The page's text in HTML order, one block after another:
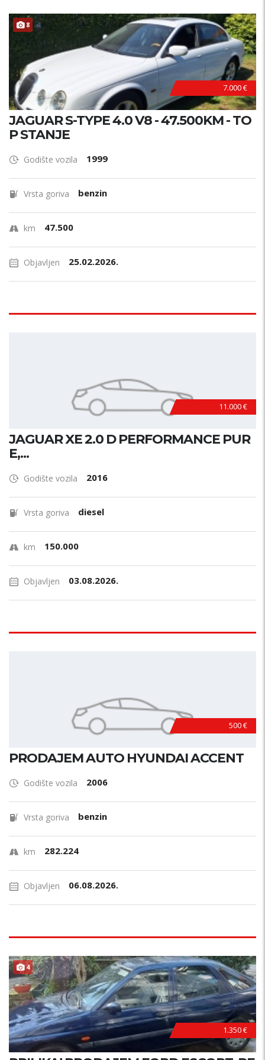
8
7.000 €
JAGUAR S-TYPE 4.0 V8 - 47.500KM - TO
P STANJE
Godište vozila 1999
Vrsta goriva benzin
km 47.500
Objavljen 25.02.2026.
11.000 €
JAGUAR XE 2.0 D PERFORMANCE PUR
E,...
Godište vozila 2016
Vrsta goriva diesel
km 150.000
Objavljen 03.08.2026.
500 €
PRODAJEM AUTO HYUNDAI ACCENT
Godište vozila 2006
Vrsta goriva benzin
km 282.224
Objavljen 06.08.2026.
4
1.350 €